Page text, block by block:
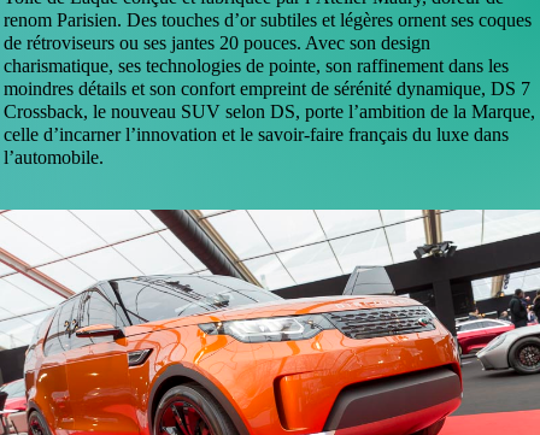
renom Parisien. Des touches d’or subtiles et légères ornent ses coques
de rétroviseurs ou ses jantes 20 pouces. Avec son design
charismatique, ses technologies de pointe, son raffinement dans les
moindres détails et son confort empreint de sérénité dynamique, DS 7
Crossback, le nouveau SUV selon DS, porte l’ambition de la Marque,
celle d’incarner l’innovation et le savoir-faire français du luxe dans
l’automobile.